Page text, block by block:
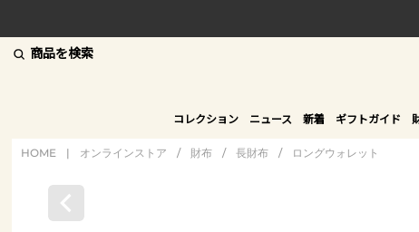
商品を検索
コレクション ニュース 新着 ギフトガイド
HOME | オンラインストア / 財布 / 長財布 / ロングウォレット